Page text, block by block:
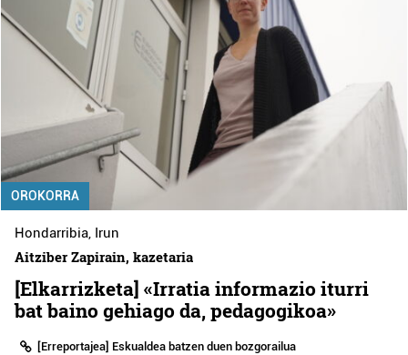
OROKORRA
Hondarribia, Irun
Aitziber Zapirain, kazetaria
[Elkarrizketa] «Irratia informazio iturri
bat baino gehiago da, pedagogikoa»
[Erreportajea] Eskualdea batzen duen bozgorailua